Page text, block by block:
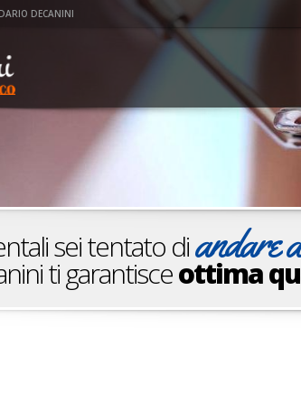
DECANINI
sei tentato diandare
ti garantisceottima